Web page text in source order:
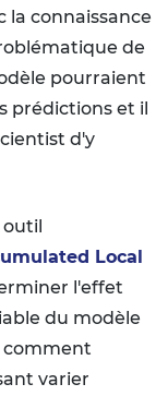
la connaissance
de
pourraient
prédictions et il
d'y
outil
Local
l'effet
du modèle
comment
varier